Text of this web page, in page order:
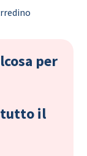
per
tutto il